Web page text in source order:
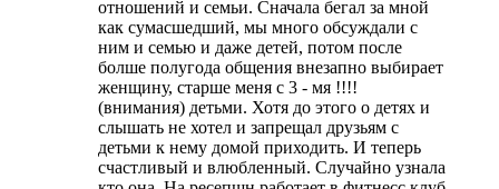
отношений и семьи. Сначала бегал за мной
как сумасшедший, мы много обсуждали с
ним и семью и даже детей, потом после
болше полугода общения внезапно выбирает
женщину, старше меня с 3 - мя !!!!
(внимания) детьми. Хотя до этого о детях и
слышать не хотел и запрещал друзьям с
детьми к нему домой приходить. И теперь
счастливый и влюбленный. Случайно узнала